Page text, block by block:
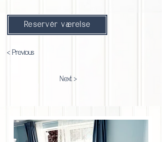
Reservér værelse
< Previous
Next >